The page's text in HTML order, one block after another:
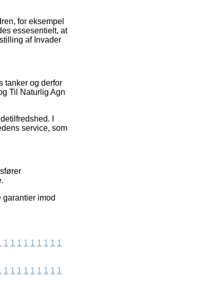
for eksempel
essesentielt, at
af Invader
tanker og derfor
Til Naturlig Agn
I
service, som
imod
1 1 1 1 1 1 1 1 1
1 1 1 1 1 1 1 1 1